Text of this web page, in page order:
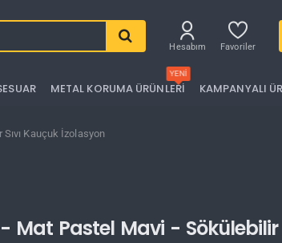
Hesabım Favoriler
METAL KORUMA ÜRÜNLERI
YENI
KAMPANYALI
Kauçuk İzolasyon
Pastel Mavi - Sökülebilir